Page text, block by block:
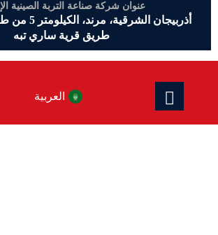
عنوان شركة صناعة التربة الصينية
أذربيجان
طريق قرية ساري تبه
العربية